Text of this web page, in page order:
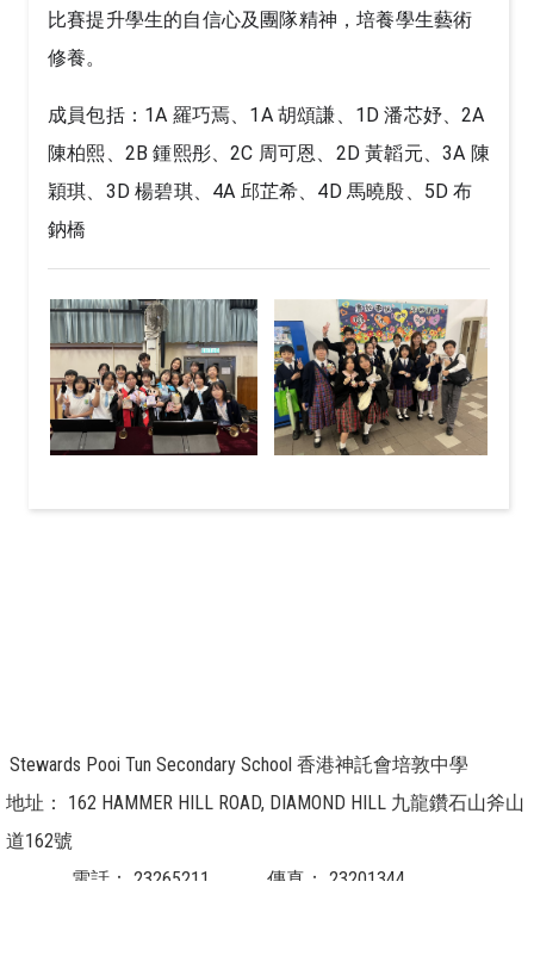
比賽提升學生的自信心及團隊精神，培養學生藝術
修養。
成員包括：1A 羅巧焉、1A 胡頌謙、1D 潘芯妤、2A
陳柏熙、2B 鍾熙彤、2C 周可恩、2D 黃韜元、3A 陳
穎琪、3D 楊碧琪、4A 邱芷希、4D 馬曉殷、5D 布
鈉橋
Stewards Pooi Tun Secondary School 香港神託會培敦中學
地址：
162 HAMMER HILL ROAD, DIAMOND HILL 九龍鑽石山斧山
道162號
電話： 23265211 傳真： 23201344